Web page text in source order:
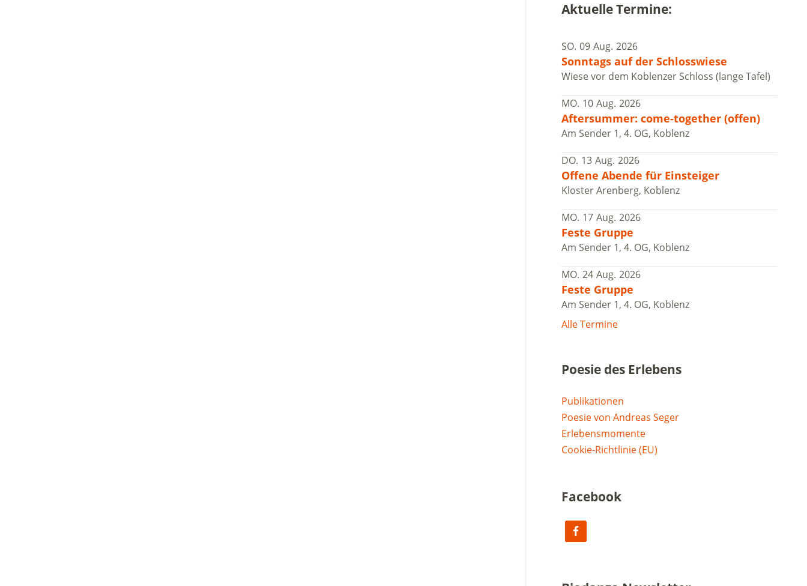
Aktuelle Termine:
SO. 09 Aug. 2026
Sonntags auf der Schlosswiese
Wiese vor dem Koblenzer Schloss (lange Tafel)
MO. 10 Aug. 2026
Aftersummer: come-together (offen)
Am Sender 1, 4. OG, Koblenz
DO. 13 Aug. 2026
Offene Abende für Einsteiger
Kloster Arenberg, Koblenz
MO. 17 Aug. 2026
Feste Gruppe
Am Sender 1, 4. OG, Koblenz
MO. 24 Aug. 2026
Feste Gruppe
Am Sender 1, 4. OG, Koblenz
Alle Termine
Poesie des Erlebens
Publikationen
Poesie von Andreas Seger
Erlebensmomente
Cookie-Richtlinie (EU)
Facebook